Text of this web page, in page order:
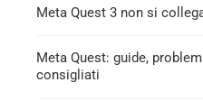
Meta Quest 3 non si
Meta Quest: guide,
consigliati